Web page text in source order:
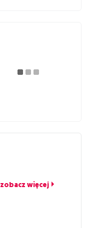
zobacz więcej